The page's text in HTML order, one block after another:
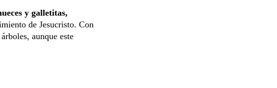
y galletitas,
de Jesucristo. Con
aunque este